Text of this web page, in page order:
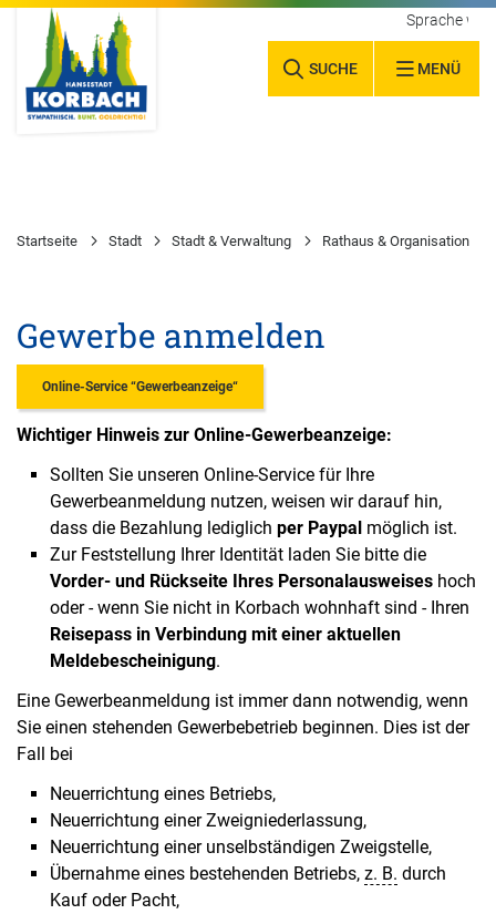
SUCHE MENÜ
Sprache
Startseite Stadt Stadt & Verwaltung Rathaus & Organisation
Gewerbe anmelden
Online-Service “Gewerbeanzeige“
Wichtiger Hinweis zur Online-Gewerbeanzeige:
Sollten Sie unseren Online-Service für Ihre
Gewerbeanmeldung nutzen, weisen wir darauf hin,
dass die Bezahlung lediglich per Paypal möglich ist.
Zur Feststellung Ihrer Identität laden Sie bitte die
Vorder- und Rückseite Ihres Personalausweises hoch
oder - wenn Sie nicht in Korbach wohnhaft sind - Ihren
Reisepass in Verbindung mit einer aktuellen
Meldebescheinigung.
Eine Gewerbeanmeldung ist immer dann notwendig, wenn
Sie einen stehenden Gewerbebetrieb beginnen. Dies ist der
Fall bei
Neuerrichtung eines Betriebs,
Neuerrichtung einer Zweigniederlassung,
Neuerrichtung einer unselbständigen Zweigstelle,
Übernahme eines bestehenden Betriebs, z. B. durch
Kauf oder Pacht,